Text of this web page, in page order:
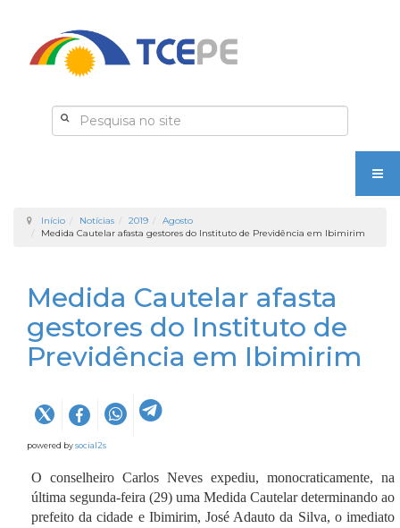
Início Notícias 2019
Agosto
Medida Cautelar afasta gestores do Instituto de Previdência em Ibimirim
Medida Cautelar afasta
gestores do Instituto de
Previdência em Ibimirim
powered bysocial2s
O conselheiro Carlos Neves expediu, monocraticamente, na
última segunda-feira (29) uma Medida Cautelar determinando ao
prefeito da cidade e Ibimirim, José Adauto da Silva, o imediato